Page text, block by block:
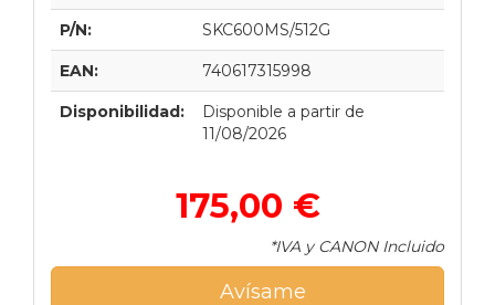
P/N: SKC600MS/512G
EAN: 740617315998
Disponibilidad:
Disponible a partir de
11/08/2026
175,00 €
*IVA y CANON Incluido
Avísame